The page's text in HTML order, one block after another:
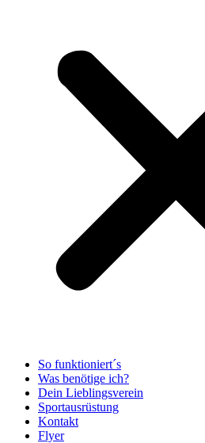
So funktioniert´s
Was benötige ich?
Dein Lieblingsverein
Sportausrüstung
Kontakt
Flyer